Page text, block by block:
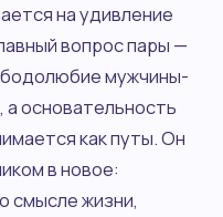
на удивление
вопрос пары —
мужчины-
основательность
как путы. Он
в новое:
смысле жизни,